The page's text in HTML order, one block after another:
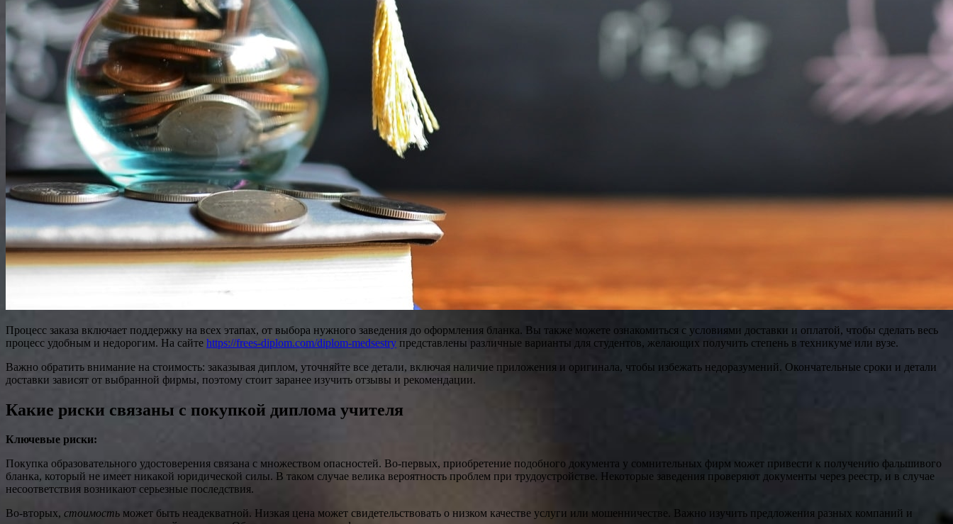
Процесс заказа включает поддержку на всех этапах, от выбора нужного заведения до оформления бланка. Вы также можете ознакомиться с условиями доставки и оплатой, чтобы сделать весь
процесс удобным и недорогим. На сайте https://frees-diplom.com/diplom-medsestry представлены различные варианты для студентов, желающих получить степень в техникуме или вузе.
Важно обратить внимание на стоимость: заказывая диплом, уточняйте все детали, включая наличие приложения и оригинала, чтобы избежать недоразумений. Окончательные сроки и детали
доставки зависят от выбранной фирмы, поэтому стоит заранее изучить отзывы и рекомендации.
Какие риски связаны с покупкой диплома учителя
Ключевые риски:
Покупка образовательного удостоверения связана с множеством опасностей. Во-первых, приобретение подобного документа у сомнительных фирм может привести к получению фальшивого
бланка, который не имеет никакой юридической силы. В таком случае велика вероятность проблем при трудоустройстве. Некоторые заведения проверяют документы через реестр, и в случае
несоответствия возникают серьезные последствия.
Во-вторых, стоимость может быть неадекватной. Низкая цена может свидетельствовать о низком качестве услуги или мошенничестве. Важно изучить предложения разных компаний и